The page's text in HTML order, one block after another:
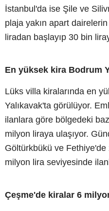
İstanbul'da ise Şile ve
plaja yakın apart
liradan başlayıp 30 bin
En yüksek kira Bodrum
Lüks villa kiralarında en
Yalıkavak'ta görülüyor.
ilanlara göre bölgedeki
milyon liraya ulaşıyor.
Göltürkbükü ve
milyon lira seviyesinde
Çeşme'de kiralar 6